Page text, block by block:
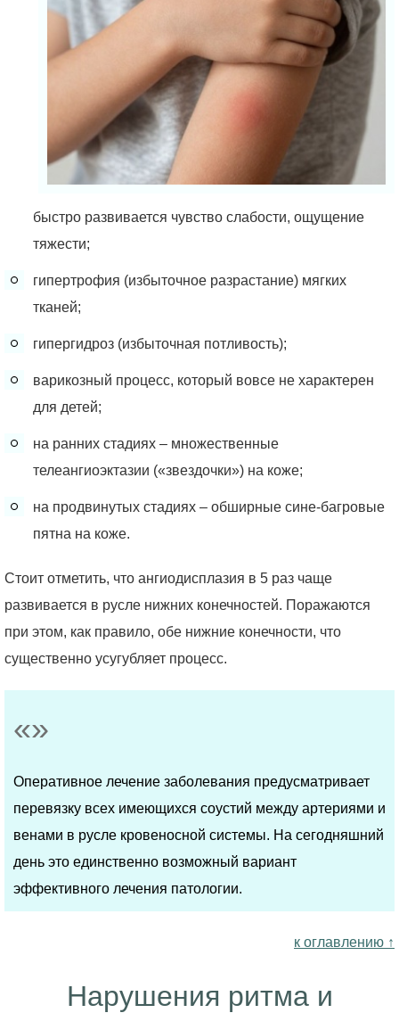
быстро развивается чувство слабости, ощущение
тяжести;
гипертрофия (избыточное разрастание) мягких
тканей;
гипергидроз (избыточная потливость);
варикозный процесс, который вовсе не характерен
для детей;
на ранних стадиях – множественные
телеангиоэктазии («звездочки») на коже;
на продвинутых стадиях – обширные сине-багровые
пятна на коже.
Стоит отметить, что ангиодисплазия в 5 раз чаще
развивается в русле нижних конечностей. Поражаются
при этом, как правило, обе нижние конечности, что
существенно усугубляет процесс.
Оперативное лечение заболевания предусматривает
перевязку всех имеющихся соустий между артериями и
венами в русле кровеносной системы. На сегодняшний
день это единственно возможный вариант
эффективного лечения патологии.
к оглавлению ↑
Нарушения ритма и